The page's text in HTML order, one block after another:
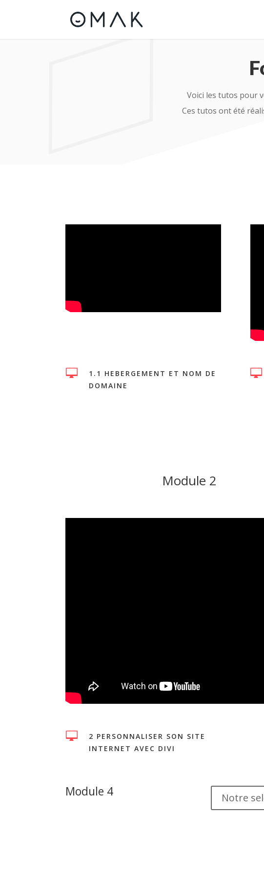
Voici les tutos pour
Ces tutos ont été

1.1 HEBERGEMENT ET NOM DE
DOMAINE

Module 2

2 PERSONNALISER SON SITE
INTERNET AVEC DIVI
Module 4 Notre